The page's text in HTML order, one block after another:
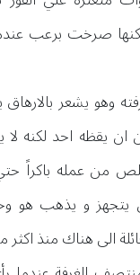
صرخت برعب
وهو يشعر
ان يقظه احد لكنه لا
من عمله باكراً
يتجهز و يذهب هو
الى هناك منذ